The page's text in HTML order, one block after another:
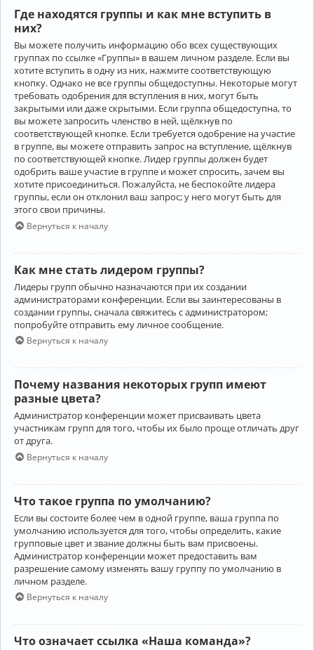
Где находятся группы и как мне вступить в
них?
Вы можете получить информацию обо всех существующих
группах по ссылке «Группы» в вашем личном разделе. Если вы
хотите вступить в одну из них, нажмите соответствующую
кнопку. Однако не все группы общедоступны. Некоторые могут
требовать одобрения для вступления в них, могут быть
закрытыми или даже скрытыми. Если группа общедоступна, то
вы можете запросить членство в ней, щёлкнув по
соответствующей кнопке. Если требуется одобрение на участие
в группе, вы можете отправить запрос на вступление, щёлкнув
по соответствующей кнопке. Лидер группы должен будет
одобрить ваше участие в группе и может спросить, зачем вы
хотите присоединиться. Пожалуйста, не беспокойте лидера
группы, если он отклонил ваш запрос; у него могут быть для
этого свои причины.
Вернуться к началу
Как мне стать лидером группы?
Лидеры групп обычно назначаются при их создании
администраторами конференции. Если вы заинтересованы в
создании группы, сначала свяжитесь с администратором;
попробуйте отправить ему личное сообщение.
Вернуться к началу
Почему названия некоторых групп имеют
разные цвета?
Администратор конференции может присваивать цвета
участникам групп для того, чтобы их было проще отличать друг
от друга.
Вернуться к началу
Что такое группа по умолчанию?
Если вы состоите более чем в одной группе, ваша группа по
умолчанию используется для того, чтобы определить, какие
групповые цвет и звание должны быть вам присвоены.
Администратор конференции может предоставить вам
разрешение самому изменять вашу группу по умолчанию в
личном разделе.
Вернуться к началу
Что означает ссылка «Наша команда»?